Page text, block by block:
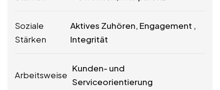
Soziale
Stärken
Aktives Zuhören, Engagement ,
Integrität
Arbeitsweise
Kunden- und
Serviceorientierung